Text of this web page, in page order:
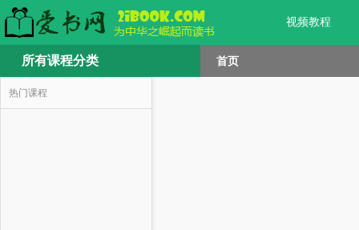
视频教程
所有课程分类 首页
热门课程